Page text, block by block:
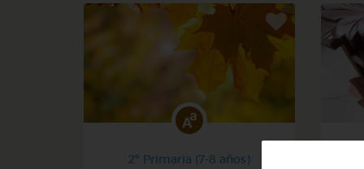
2º Primaria (7-8 años)